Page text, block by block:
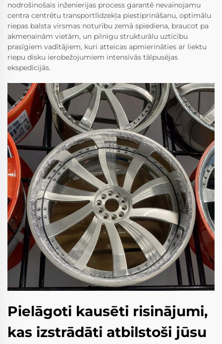
nodrošinošais inženierijas process garantē nevainojamu
centra centrētu transportlīdzekļa piestiprināšanu, optimālu
riepas balsta virsmas noturību zemā spiediena, braucot pa
akmeņainām vietām, un pilnīgu strukturālu uzticību
prasīgiem vadītājiem, kuri atteicas apmierināties ar liektu
riepu disku ierobežojumiem intensīvās tālpusējas
ekspedīcijās.
Pielāgoti kausēti risinājumi,
kas izstrādāti atbilstoši jūsu